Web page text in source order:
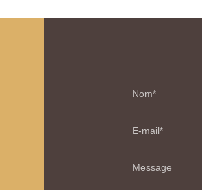
Nom
E-mail
Message